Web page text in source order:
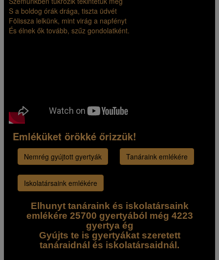
S a boldog órák drága, tiszta üdvét
Fölissza lelkünk, mint virág a napfényt
És élnek ők tovább, szűz gondolatként.
Emléküket örökké őrizzük!
Nemrég gyújtott gyertyák Tanáraink emlékére
Iskolatársaink emlékére
Elhunyt tanáraink és iskolatársaink
emlékére 25700 gyertyából még 4223
gyertya ég
Gyújts te is gyertyákat szeretett
tanáraidnál és iskolatársaidnál.